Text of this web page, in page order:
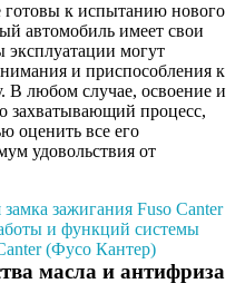
готовы к испытанию нового
автомобиль имеет свои
эксплуатации могут
и приспособления к
В любом случае, освоение и
захватывающий процесс,
оценить все его
удовольствия от
зажигания Fuso Canter
и функций системы
(Фусо Кантер)
масла и антифриза